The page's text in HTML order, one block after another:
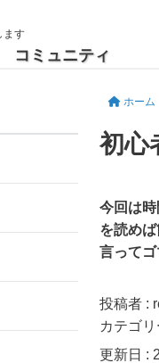
ます
コミュニティ
ホーム
初心
今回は
を読め
言ってゴ
投稿者 :
カテゴ
更新日 :